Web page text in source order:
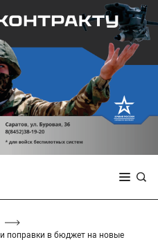
поправки в бюджет на новые